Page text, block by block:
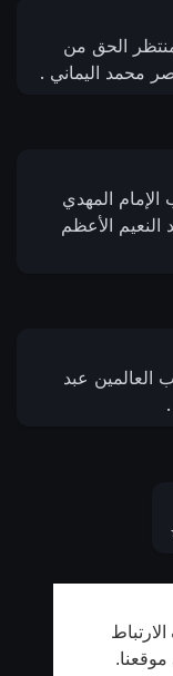
الحق من
محمد اليماني .
المهدي
الأعظم
العالمين عبد